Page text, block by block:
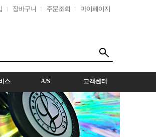
장바구니 주문조회 마이페이지
스 A/S 고객센터